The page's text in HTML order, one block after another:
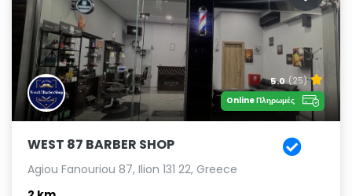
5.0 (25)
Online Πληρωμές
WEST 87 BARBER SHOP
Agiou Fanouriou 87, Ilion 131 22, Greece